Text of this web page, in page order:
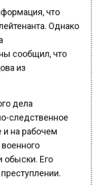
Однако
сообщил, что
из
дела
следственное
на рабочем
обыски. Его